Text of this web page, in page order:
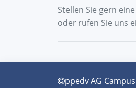
Stellen Sie gern
oder rufen Sie uns
ppedv AG Campus